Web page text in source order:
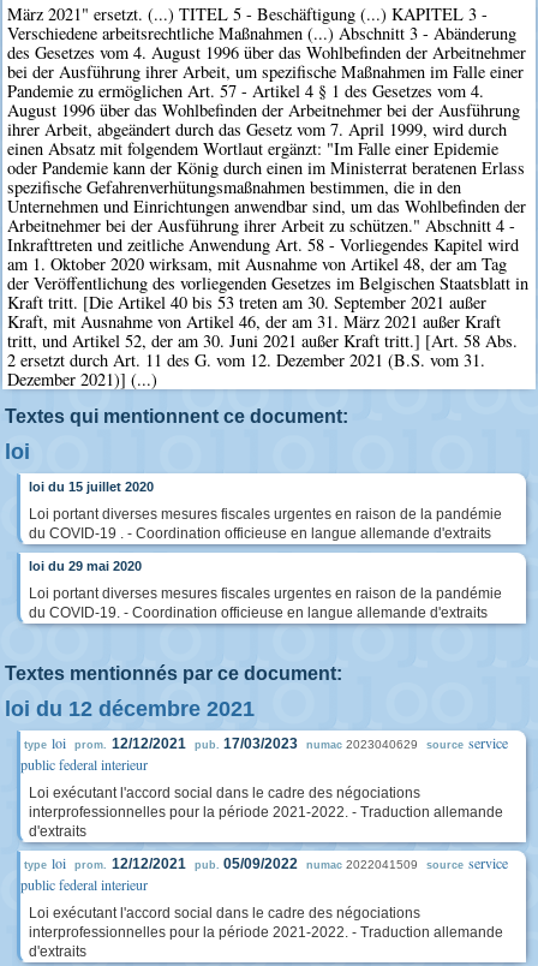
März 2021" ersetzt. (...) TITEL 5 - Beschäftigung (...) KAPITEL 3 -
Verschiedene arbeitsrechtliche Maßnahmen (...) Abschnitt 3 - Abänderung
des Gesetzes vom 4. August 1996 über das Wohlbefinden der Arbeitnehmer
bei der Ausführung ihrer Arbeit, um spezifische Maßnahmen im Falle einer
Pandemie zu ermöglichen Art. 57 - Artikel 4 § 1 des Gesetzes vom 4.
August 1996 über das Wohlbefinden der Arbeitnehmer bei der Ausführung
ihrer Arbeit, abgeändert durch das Gesetz vom 7. April 1999, wird durch
einen Absatz mit folgendem Wortlaut ergänzt: "Im Falle einer Epidemie
oder Pandemie kann der König durch einen im Ministerrat beratenen Erlass
spezifische Gefahrenverhütungsmaßnahmen bestimmen, die in den
Unternehmen und Einrichtungen anwendbar sind, um das Wohlbefinden der
Arbeitnehmer bei der Ausführung ihrer Arbeit zu schützen." Abschnitt 4 -
Inkrafttreten und zeitliche Anwendung Art. 58 - Vorliegendes Kapitel wird
am 1. Oktober 2020 wirksam, mit Ausnahme von Artikel 48, der am Tag
der Veröffentlichung des vorliegenden Gesetzes im Belgischen Staatsblatt in
Kraft tritt. [Die Artikel 40 bis 53 treten am 30. September 2021 außer
Kraft, mit Ausnahme von Artikel 46, der am 31. März 2021 außer Kraft
tritt, und Artikel 52, der am 30. Juni 2021 außer Kraft tritt.] [Art. 58 Abs.
2 ersetzt durch Art. 11 des G. vom 12. Dezember 2021 (B.S. vom 31.
Dezember 2021)] (...)
Textes qui mentionnent ce document:
loi
loi du 15 juillet 2020
Loi portant diverses mesures fiscales urgentes en raison de la pandémie
du COVID-19 . - Coordination officieuse en langue allemande d'extraits
loi du 29 mai 2020
Loi portant diverses mesures fiscales urgentes en raison de la pandémie
du COVID-19. - Coordination officieuse en langue allemande d'extraits
Textes mentionnés par ce document:
loi du 12 décembre 2021
type loi prom. 12/12/2021 pub. 17/03/2023 numac 2023040629 source service
public federal interieur
Loi exécutant l'accord social dans le cadre des négociations
interprofessionnelles pour la période 2021-2022. - Traduction allemande
d'extraits
type loi prom. 12/12/2021 pub. 05/09/2022 numac 2022041509 source service
public federal interieur
Loi exécutant l'accord social dans le cadre des négociations
interprofessionnelles pour la période 2021-2022. - Traduction allemande
d'extraits